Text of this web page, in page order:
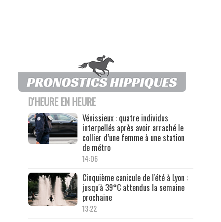
D'HEURE EN HEURE
Vénissieux : quatre individus
interpellés après avoir arraché le
collier d’une femme à une station
de métro
14:06
Cinquième canicule de l'été à Lyon :
jusqu'à 39°C attendus la semaine
prochaine
13:22